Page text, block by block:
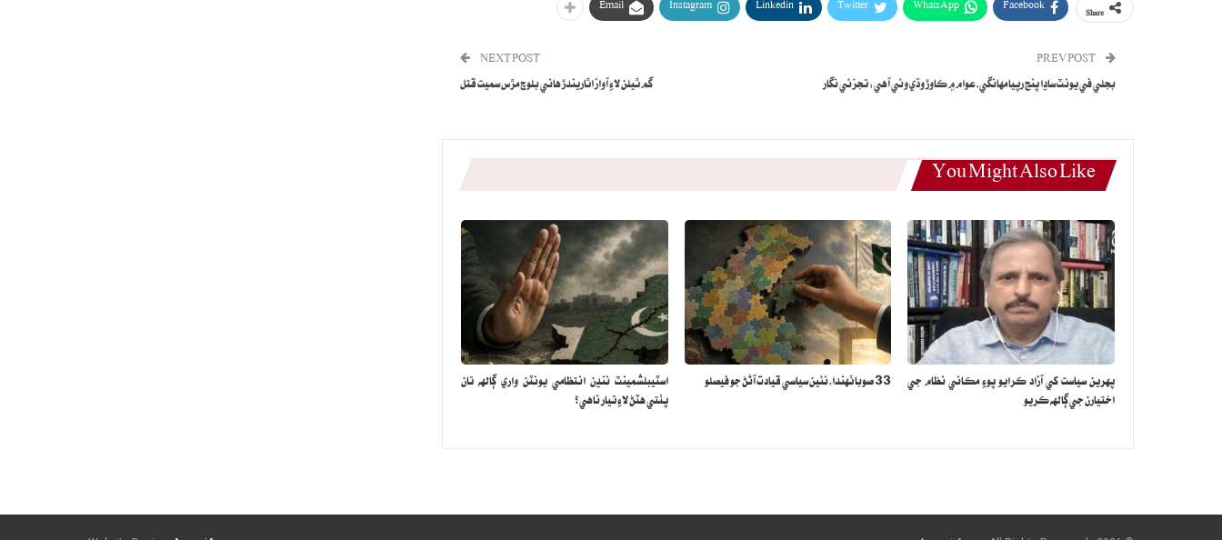
Facebook
WhatsApp
Twitter
Linkedin
Instagram
Email
بجلي في يونٽ ساڍا پنج رپيا مهانگي،عوام ۾ ڪاوڙ وڌي وئي آهي: تجزئي نگار
NEXT POST
گم ٿيلن لاءِ آواز اٿاريندڙ هاني بلوچ مڙس سميت قتل
You Might Also Like
پهرين سياست کي آزاد ڪرايو پوءِ مڪاني نظام جي
اختيارن جي ڳالهه ڪريو
33 صوبا ٺهندا،نئين سياسي قيادت آڻڻ جو فيصلو
اسٽيبلشمينٽ ننڍن انتظامي يونٽن واري ڳالهه تان
پٺتي هٽڻ لاءِ تيار ناهي؟